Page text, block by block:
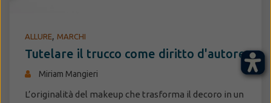
ALLURE, MARCHI
Tutelare il trucco come diritto d'autore
Miriam Mangieri
L’originalità del makeup che trasforma il decoro in un